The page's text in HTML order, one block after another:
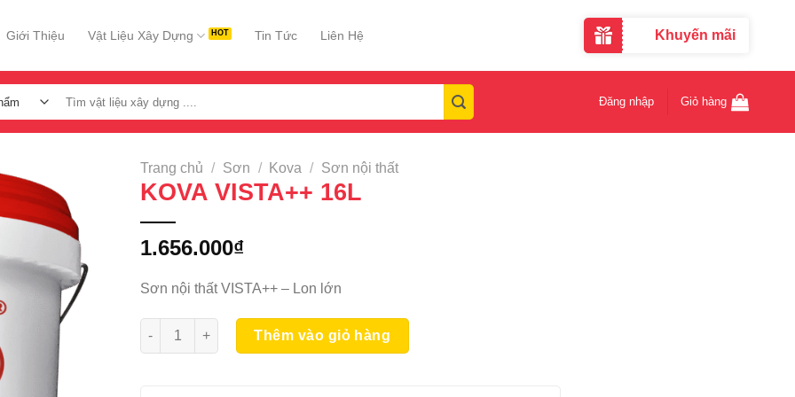
Giới Thiệu Vật Liệu Xây Dựng Tin Tức Liên Hệ Khuyến mãi
kiếm:
Đăng nhập Giỏ hàng
Trang chủ / Sơn / Kova / Sơn nội thất
KOVA VISTA++ 16L
1.656.000₫
Sơn nội thất VISTA++ – Lon lớn
KOVA VISTA++ 16L số lượng
Thêm vào giỏ hàng